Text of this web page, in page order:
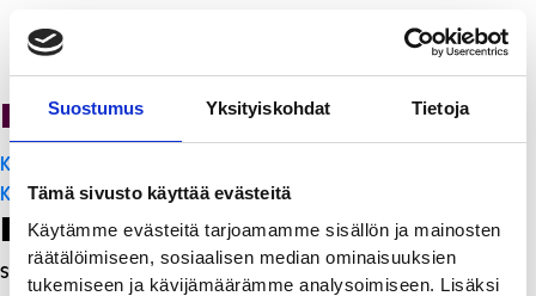
Suostumus Yksityiskohdat Tietoja
Tämä sivusto käyttää evästeitä
Käytämme evästeitä tarjoamamme sisällön ja mainosten
räätälöimiseen, sosiaalisen median ominaisuuksien
tukemiseen ja kävijämäärämme analysoimiseen. Lisäksi
PanchoVilla
Artikkelien
selaus
K-Citymarket Pori Puuvilla
K-Citymarket Pori Puuvilla
Leave a Reply
Sinun täytyy kirjautua sisään